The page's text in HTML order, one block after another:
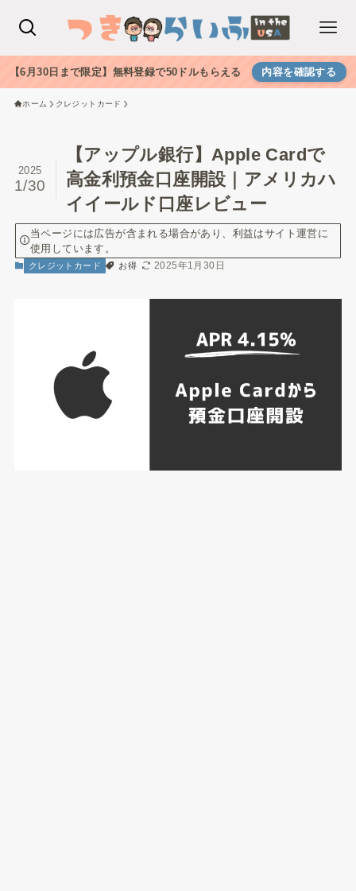
【6月30日まで限定】無料登録で50ドルもらえる 内容を確認する
ホーム クレジットカード
【アップル銀行】Apple Cardで
高金利預金口座開設｜アメリカハ
イイールド口座レビュー
2025
1/30
当ページには広告が含まれる場合があり、利益はサイト運営に
使用しています。
クレジットカード お得 2025年1月30日